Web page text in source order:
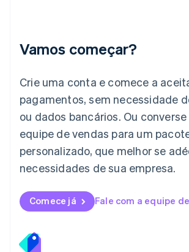
Vamos começar?
Crie uma conta e comece a
pagamentos, sem necessidade
ou dados bancários. Ou
equipe de vendas para um
personalizado, que melhor se
necessidades de sua empresa.
Comece já Fale com a equipe
日本語English
Liechtenstein
DeutschEnglish
Lituânia
English
Luxemburgo
FrançaisDeutsch English
English简体中文
English
México
Noruega
English